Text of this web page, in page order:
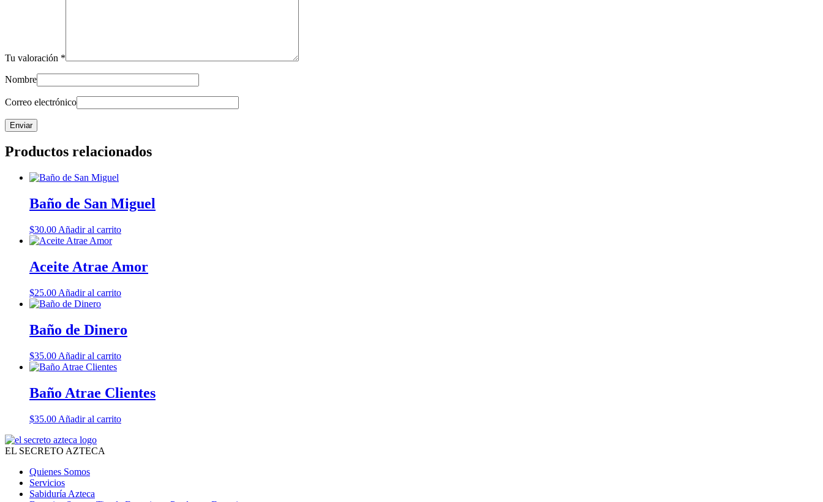
Tu valoración *
Nombre
Correo electrónico
Productos relacionados
Baño de San Miguel
$30.00 Añadir al carrito
Aceite Atrae Amor
$25.00 Añadir al carrito
Baño de Dinero
$35.00 Añadir al carrito
Baño Atrae Clientes
$35.00 Añadir al carrito
EL SECRETO AZTECA
Quienes Somos
Servicios
Sabiduría Azteca